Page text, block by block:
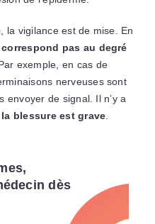
la vigilance est de mise. En
pas au degré
Par exemple, en cas de
nerveuses sont
envoyer de signal. Il n’y a
la blessure est grave
dès